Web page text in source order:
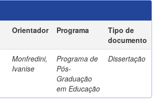
Orientador Programa
Tipo de
documento
Monfredini,
Ivanise
Programa de
Pós-
Graduação
em Educação
Dissertação